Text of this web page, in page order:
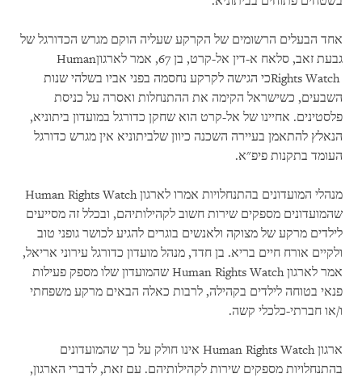
אחד הבעלים הרשומים של הקרקע שעליה הוקם מגרש הכדורגל של
גבעת זאב, סלאח א-דין אל-קרט, בן 67, אמר לארגון
Human
Rights Watchכי הגישה לקרקע נחסמה בפני אביו בשלהי שנות
השבעים, כשישראל הקימה את ההתנחלות ואסרה על כניסת
פלסטינים. אחיינו של אל-קרט הוא שחקן כדורגל במועדון ביתוניא,
הנאלץ להתאמן בעיירה השכנה כיוון שלביתוניא אין מגרש כדורגל
העומד בתקנות פיפ"א.
מנהלי המועדונים בהתנחלויות אמרו לארגוןHuman Rights Watch
שהמועדונים מספקים שירות חשוב לקהילותיהם, ובכלל זה מסייעים
לילדים מרקע של מצוקה ולאנשים בוגרים להגיע לכושר גופני טוב
ולקיים אורח חיים בריא. בן חדד, מנהל מועדון כדורגל עירוני אריאל,
אמר לארגוןHuman Rights Watch שהמועדון שלו מספק פעילות
פנאי בטוחה לילדים בקהילה, לרבות כאלה הבאים מרקע משפחתי
ו/או חברתי-כלכלי קשה.
ארגוןHuman Rights Watch אינו חולק על כך שהמועדונים
בהתנחלויות מספקים שירות לקהילותיהם. עם זאת, לדברי הארגון,